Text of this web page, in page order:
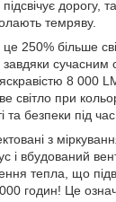
дорогу,
темряву.
250% більше
завдяки сучасним
8 000
світло при
та безпеки під
з
і вбудований
тепла, що
годин! Це